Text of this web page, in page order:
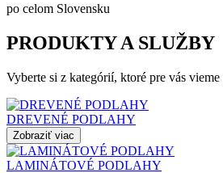
po celom Slovensku
PRODUKTY A SLUŽBY
Vyberte si z kategórií, ktoré pre vás
DREVENÉ PODLAHY
Zobraziť viac
LAMINÁTOVÉ PODLAHY